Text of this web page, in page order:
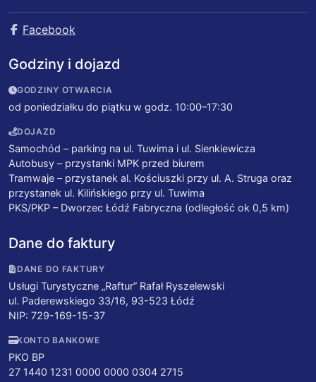
Facebook
Godziny i dojazd
GODZINY OTWARCIA
od poniedziałku do piątku w godz. 10:00–17:30
DOJAZD
Samochód – parking na ul. Tuwima i ul. Sienkiewicza
Autobusy – przystanki MPK przed biurem
Tramwaje – przystanek al. Kościuszki przy ul. A. Struga oraz
przystanek ul. Kilińskiego przy ul. Tuwima
PKS/PKP – Dworzec Łódź Fabryczna (odległość ok 0,5 km)
Dane do faktury
DANE DO FAKTURY
Usługi Turystyczne „Raftur” Rafał Ryszelewski
ul. Paderewskiego 33/16, 93-523 Łódź
NIP: 729-169-15-37
KONTO BANKOWE
PKO BP
27 1440 1231 0000 0000 0304 2715